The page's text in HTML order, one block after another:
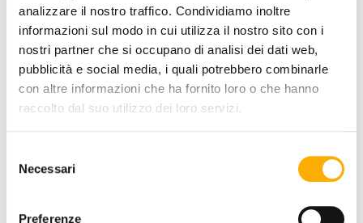
analizzare il nostro traffico. Condividiamo inoltre
informazioni sul modo in cui utilizza il nostro sito con i
nostri partner che si occupano di analisi dei dati web,
pubblicità e social media, i quali potrebbero combinarle
con altre informazioni che ha fornito loro o che hanno
raccolto dal suo utilizzo dei loro servizi.
delNecessari
Preferenze
Kastel
€ 1.455,46